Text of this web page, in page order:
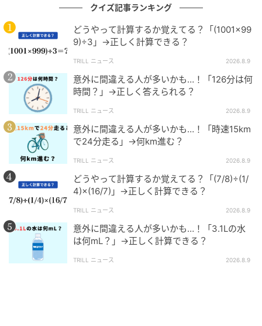
ャレンジしてみましょう。
※当メディアでご紹介する数学関連記事においては、
複数の解法をもつものもございます。
あくまでも一例のご紹介に留まることを、ご了承くだ
さい。
文（編集）：ニシケン
2年間、地方の学習塾に勤めて独立。現在はプロの家庭
教師として働きながら、都内の難関私立中学や高校の
予想問題や適性検査の執筆活動を行っている。たくさ
んの受験生のためになる良質な問題を作成し、どんな
人が見てもわかりやすい解答・解説の作成を志してい
る。
スピード勝負！他の問題にも挑戦しよう！
クイズ記事ランキング
どうやって計算するか覚えてる？「(1001×99
9)÷3」→正しく計算できる？
TRILL ニュース 2026.8.9
意外に間違える人が多いかも…！「126分は何
時間？」→正しく答えられる？
TRILL ニュース 2026.8.9
意外に間違える人が多いかも…！「時速15km
で24分走る」→何km進む？
TRILL ニュース 2026.8.9
どうやって計算するか覚えてる？「(7/8)÷(1/
4)×(16/7)」→正しく計算できる？
TRILL ニュース 2026.8.9
意外に間違える人が多いかも…！「3.1Lの水
は何mL？」→正しく計算できる？
TRILL ニュース 2026.8.9